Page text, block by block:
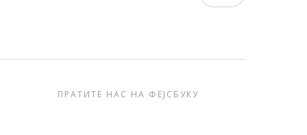
ПРАТИТЕ НАС НА ФЕЈСБУКУ